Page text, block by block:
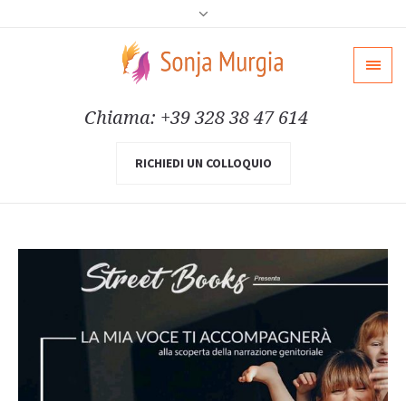
Chiama: +39 328 38 47 614
RICHIEDI UN COLLOQUIO